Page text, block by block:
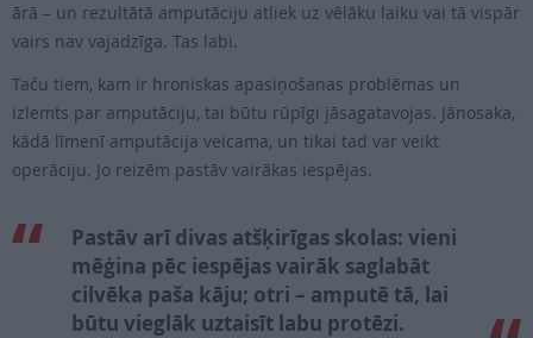
ārā – un rezultātā amputāciju atliek uz vēlāku laiku vai tā vispār
vairs nav vajadzīga. Tas labi.
Taču tiem, kam ir hroniskas apasiņošanas problēmas un
izlemts par amputāciju, tai būtu rūpīgi jāsagatavojas. Jānosaka,
kādā līmenī amputācija veicama, un tikai tad var veikt
operāciju. Jo reizēm pastāv vairākas iespējas.
Pastāv arī divas atšķirīgas skolas: vieni
mēģina pēc iespējas vairāk saglabāt
cilvēka paša kāju; otri – amputē tā, lai
būtu vieglāk uztaisīt labu protēzi.